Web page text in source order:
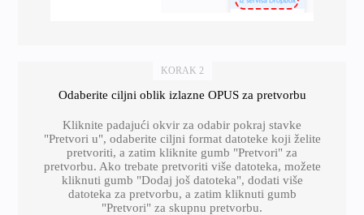
KORAK 2
Odaberite ciljni oblik izlazne OPUS za pretvorbu
Kliknite padajući okvir za odabir pokraj stavke
"Pretvori u", odaberite ciljni format datoteke koji želite
pretvoriti, a zatim kliknite gumb "Pretvori" za
pretvorbu. Ako trebate pretvoriti više datoteka, možete
kliknuti gumb "Dodaj još datoteka", dodati više
datoteka za pretvorbu, a zatim kliknuti gumb
"Pretvori" za skupnu pretvorbu.